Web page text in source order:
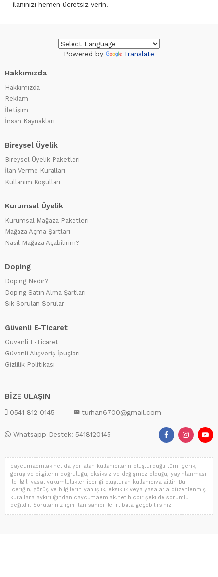
ilanınızı hemen ücretsiz verin.
Powered by Translate
Hakkımızda
Hakkımızda
Reklam
İletişim
İnsan Kaynakları
Bireysel Üyelik
Bireysel Üyelik Paketleri
İlan Verme Kuralları
Kullanım Koşulları
Kurumsal Üyelik
Kurumsal Mağaza Paketleri
Mağaza Açma Şartları
Nasıl Mağaza Açabilirim?
Doping
Doping Nedir?
Doping Satın Alma Şartları
Sık Sorulan Sorular
Güvenli E-Ticaret
Güvenli E-Ticaret
Güvenli Alışveriş İpuçları
Gizlilik Politikası
BİZE ULAŞIN
0541 812 0145 turhan6700@gmail.com
Whatsapp Destek: 5418120145
caycumaemlak.net'da yer alan kullanıcıların oluşturduğu tüm içerik,
görüş ve bilgilerin doğruluğu, eksiksiz ve değişmez olduğu, yayınlanması
ile ilgili yasal yükümlülükler içeriği oluşturan kullanıcıya aittir. Bu
içeriğin, görüş ve bilgilerin yanlışlık, eksiklik veya yasalarla düzenlenmiş
kurallara aykırılığından caycumaemlak.net hiçbir şekilde sorumlu
değildir. Sorularınız için ilan sahibi ile irtibata geçebilirsiniz.